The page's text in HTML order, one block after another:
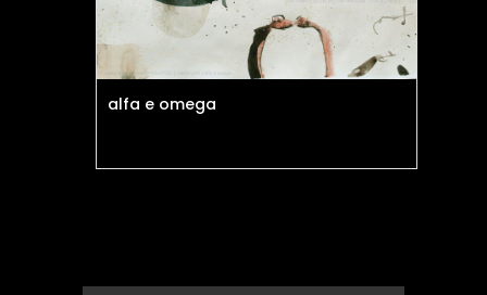
alfa e omega